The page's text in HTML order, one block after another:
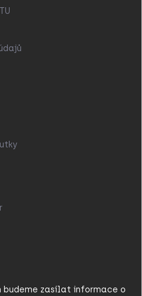
zasílat informace o